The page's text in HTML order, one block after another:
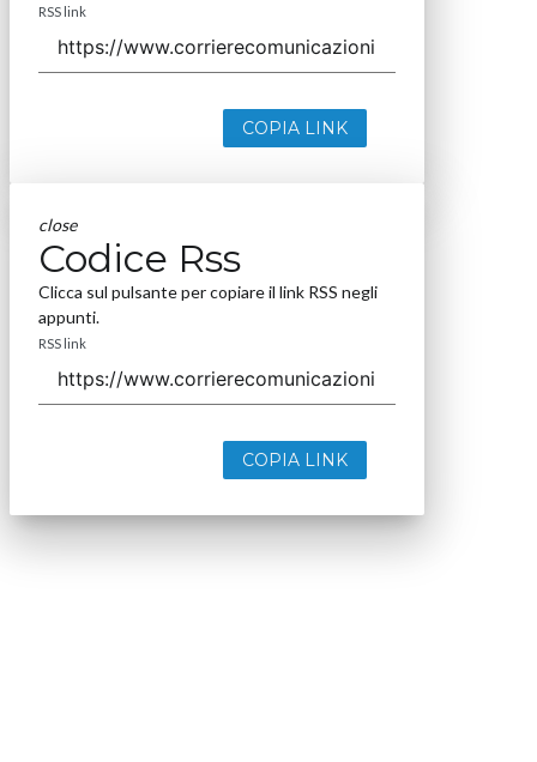
RSS link
COPIA LINK
close
Codice Rss
Clicca sul pulsante per copiare il link RSS negli
appunti.
RSS link
COPIA LINK